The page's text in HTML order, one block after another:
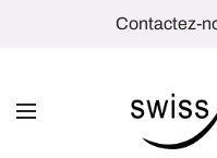
Contactez-